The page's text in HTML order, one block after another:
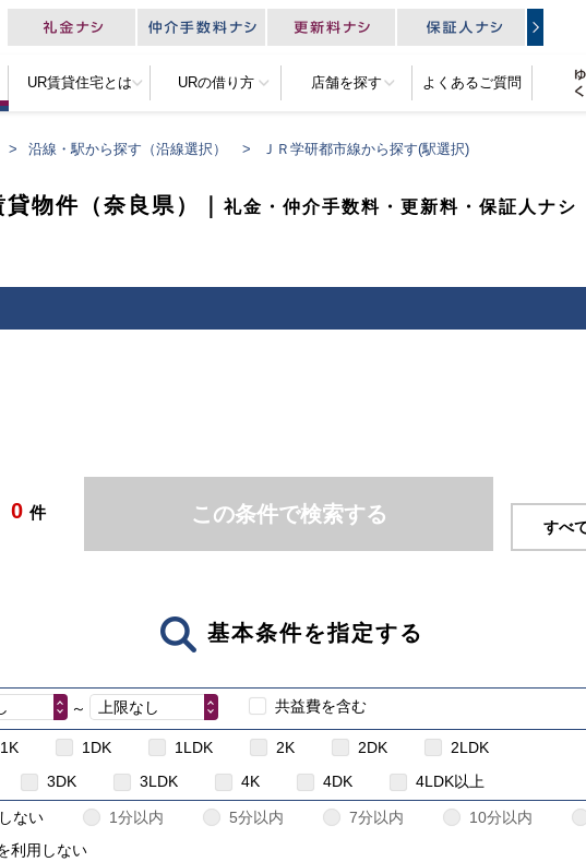
UR賃貸住宅とは URの借り方 店舗を探す よくあるご質問
沿線・駅から探す（沿線選択） ＪＲ学研都市線から探す(駅選択)
貸物件（奈良県）｜礼金・仲介手数料・更新料・保証人ナシ
0 件 この条件で検索する
すべ
基本条件を指定する
～ 上限なし 共益費を含む
1DK 1LDK 2K 2DK
2LDK
3DK 3LDK 4K 4DK 4LDK以上
ない 1分以内 5分以内 7分以内 10分以内
利用しない